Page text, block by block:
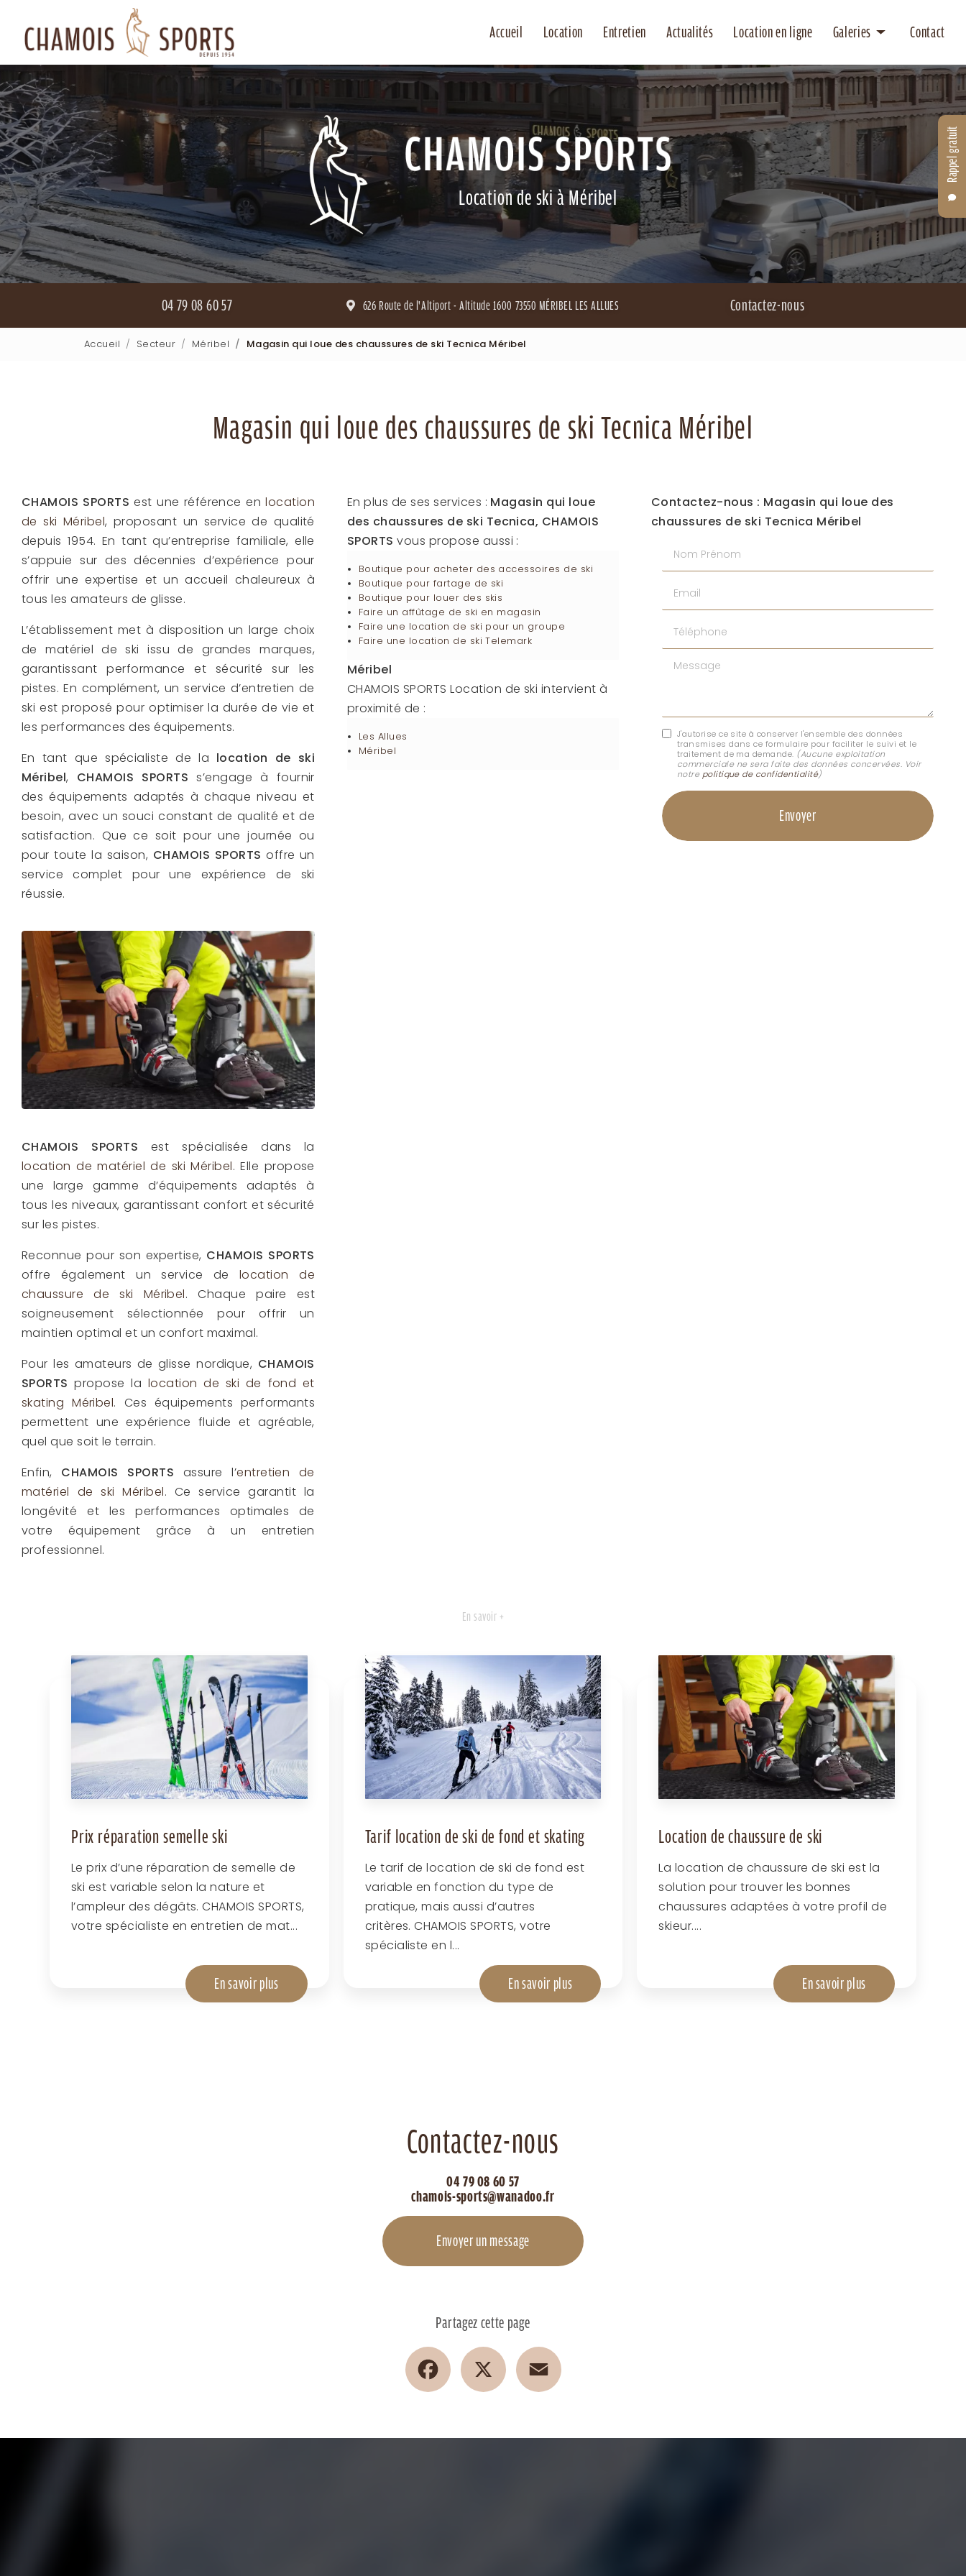
contenu
principal
Rappel gratuit
Accueil Location Entretien Actualités Location en ligne Galeries
Location
Entretien
Contact
Location de ski à Méribel
04 79 08 60 57 626 Route de l'Altiport - Altitude 1600 73550 MÉRIBEL LES ALLUES Contactez-nous
Accueil Secteur Méribel Magasin qui loue des chaussures de ski Tecnica Méribel
Magasin qui loue des chaussures de ski Tecnica Méribel
CHAMOIS SPORTS est une référence enlocation
de ski Méribel, proposant un service de qualité
depuis 1954. En tant qu’entreprise familiale, elle
s’appuie sur des décennies d’expérience pour
offrir une expertise et un accueil chaleureux à
tous les amateurs de glisse.
L’établissement met à disposition un large choix
de matériel de ski issu de grandes marques,
garantissant performance et sécurité sur les
pistes. En complément, un service d’entretien de
ski est proposé pour optimiser la durée de vie et
les performances des équipements.
En tant que spécialiste de la location de ski
Méribel, CHAMOIS SPORTS s’engage à fournir
des équipements adaptés à chaque niveau et
besoin, avec un souci constant de qualité et de
satisfaction. Que ce soit pour une journée ou
pour toute la saison, CHAMOIS SPORTS offre un
service complet pour une expérience de ski
réussie.
CHAMOIS SPORTS est spécialisée dans la
location de matériel de ski Méribel. Elle propose
une large gamme d’équipements adaptés à
tous les niveaux, garantissant confort et sécurité
sur les pistes.
Reconnue pour son expertise, CHAMOIS SPORTS
offre également un service de location de
chaussure de ski Méribel. Chaque paire est
soigneusement sélectionnée pour offrir un
maintien optimal et un confort maximal.
Pour les amateurs de glisse nordique, CHAMOIS
SPORTS propose la location de ski de fond et
skating Méribel. Ces équipements performants
permettent une expérience fluide et agréable,
quel que soit le terrain.
Enfin, CHAMOIS SPORTS assure l’entretien de
matériel de ski Méribel. Ce service garantit la
longévité et les performances optimales de
votre équipement grâce à un entretien
professionnel.
En plus de ses services : Magasin qui loue
des chaussures de ski Tecnica, CHAMOIS
SPORTS vous propose aussi :
Boutique pour acheter des accessoires de ski
Boutique pour fartage de ski
Boutique pour louer des skis
Faire un affûtage de ski en magasin
Faire une location de ski pour un groupe
Faire une location de ski Telemark
Méribel
CHAMOIS SPORTS Location de ski intervient à
proximité de :
Les Allues
Méribel
Contactez-nous : Magasin qui loue des
chaussures de ski Tecnica Méribel
Nom Prénom
Email
Téléphone
Message
J'autorise ce site à conserver l'ensemble des données
transmises dans ce formulaire pour faciliter le suivi et le
traitement de ma demande. (Aucune exploitation
commerciale ne sera faite des données concervées. Voir
notre politique de confidentialité)
En savoir +
Prix réparation semelle ski
Le prix d’une réparation de semelle de
ski est variable selon la nature et
l’ampleur des dégâts. CHAMOIS SPORTS,
votre spécialiste en entretien de mat...
En savoir plus
Tarif location de ski de fond et skating
Le tarif de location de ski de fond est
variable en fonction du type de
pratique, mais aussi d’autres
critères. CHAMOIS SPORTS, votre
spécialiste en l...
En savoir plus
Location de chaussure de ski
La location de chaussure de ski est la
solution pour trouver les bonnes
chaussures adaptées à votre profil de
skieur....
En savoir plus
Contactez-nous
04 79 08 60 57
chamois-sports@wanadoo.fr
Envoyer un message
Partagez cette page
Facebook